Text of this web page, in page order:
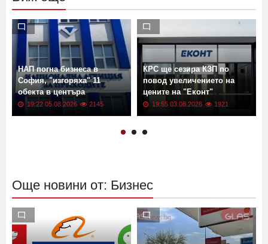
НАП погна бизнеса в
София, "изгоряха" 11
обекта в центъра
19:22 05.08.2026 2145
КРС ще сезира КЗП по
повод увеличението на
цените на "Еконт"
19:55 03.08.2026 1921
Още новини от: Бизнес